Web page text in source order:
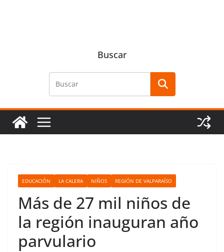
Buscar
EDUCACIÓN LA CALERA NIÑOS REGIÓN DE VALPARAÍSO
Más de 27 mil niños de
la región inauguran año
parvulario